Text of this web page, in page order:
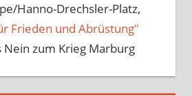
Hanno-Drechsler-Platz,
Frieden und Abrüstung"
Nein zum Krieg Marburg